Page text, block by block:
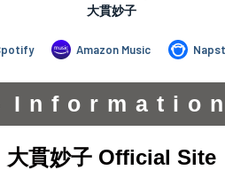
大貫妙子 Official Site